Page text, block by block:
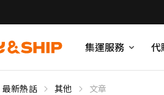
集運服務 代
最新熱話 其他 文章